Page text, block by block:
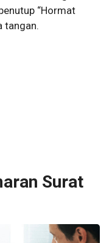
“Hormat
tangan.
Surat